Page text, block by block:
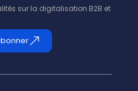
sur la digitalisation B2B et